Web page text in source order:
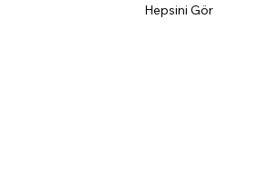
Hepsini Gör